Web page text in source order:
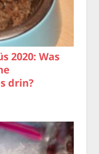
2020: Was
drin?